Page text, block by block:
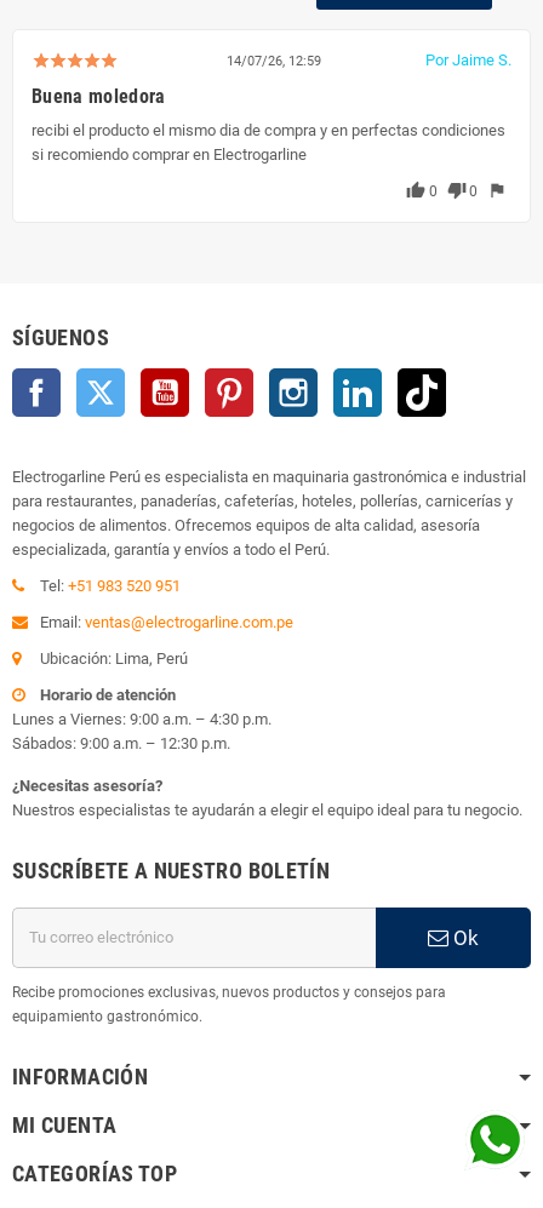
14/07/26, 12:59 Por Jaime S.
Buena moledora
recibi el producto el mismo dia de compra y en perfectas condiciones
si recomiendo comprar en Electrogarline
thumb_up 0 thumb_down0 flag
SÍGUENOS
Facebook Twitter YouTube Pinterest Instagram LinkedIn
Electrogarline Perú es especialista en maquinaria gastronómica e industrial
para restaurantes, panaderías, cafeterías, hoteles, pollerías, carnicerías y
negocios de alimentos. Ofrecemos equipos de alta calidad, asesoría
especializada, garantía y envíos a todo el Perú.
Tel: +51 983 520 951
Email: ventas@electrogarline.com.pe
Ubicación: Lima, Perú
Horario de atención
Lunes a Viernes: 9:00 a.m. – 4:30 p.m.
Sábados: 9:00 a.m. – 12:30 p.m.
¿Necesitas asesoría?
Nuestros especialistas te ayudarán a elegir el equipo ideal para tu negocio.
SUSCRÍBETE A NUESTRO BOLETÍN
Ok
Recibe promociones exclusivas, nuevos productos y consejos para
equipamiento gastronómico.
INFORMACIÓN
MI CUENTA
CATEGORÍAS TOP